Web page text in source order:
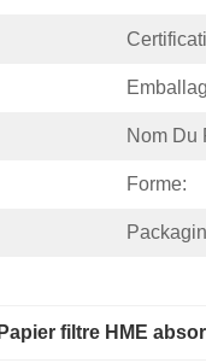
Nom Du
Forme:
Papier filtre HME